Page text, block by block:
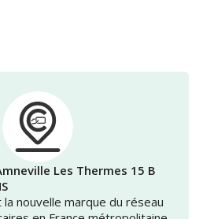
Les Thermes 15 B
la nouvelle marque du réseau